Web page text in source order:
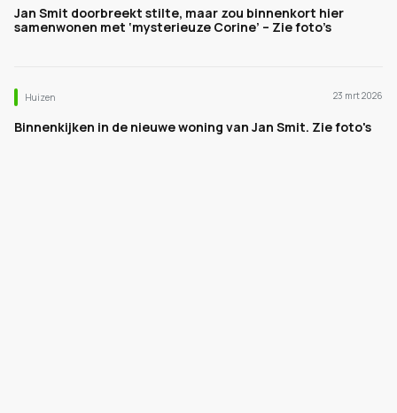
Jan Smit doorbreekt stilte, maar zou binnenkort hier
samenwonen met ‘mysterieuze Corine’ – Zie foto’s
Huizen 23 mrt 2026
Binnenkijken in de nieuwe woning van Jan Smit. Zie foto's